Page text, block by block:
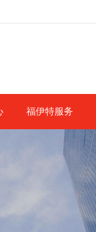
福伊特服务